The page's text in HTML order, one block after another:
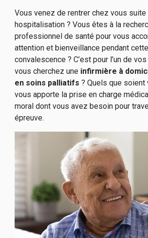
Vous venez de rentrer chez vous suite
hospitalisation ? Vous êtes à la
professionnel de santé pour vous
attention et bienveillance pendant
convalescence ? C’est pour l’un de
vous cherchez uneinfirmière à
en soins palliatifs ? Quels que
vous apporte la prise en charge
moral dont vous avez besoin pour
épreuve.